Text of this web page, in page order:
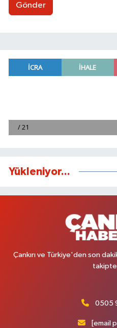
Gönder
Yükleniyor...
Çankırı ve Türkiye'den son
takipte
0505
[email